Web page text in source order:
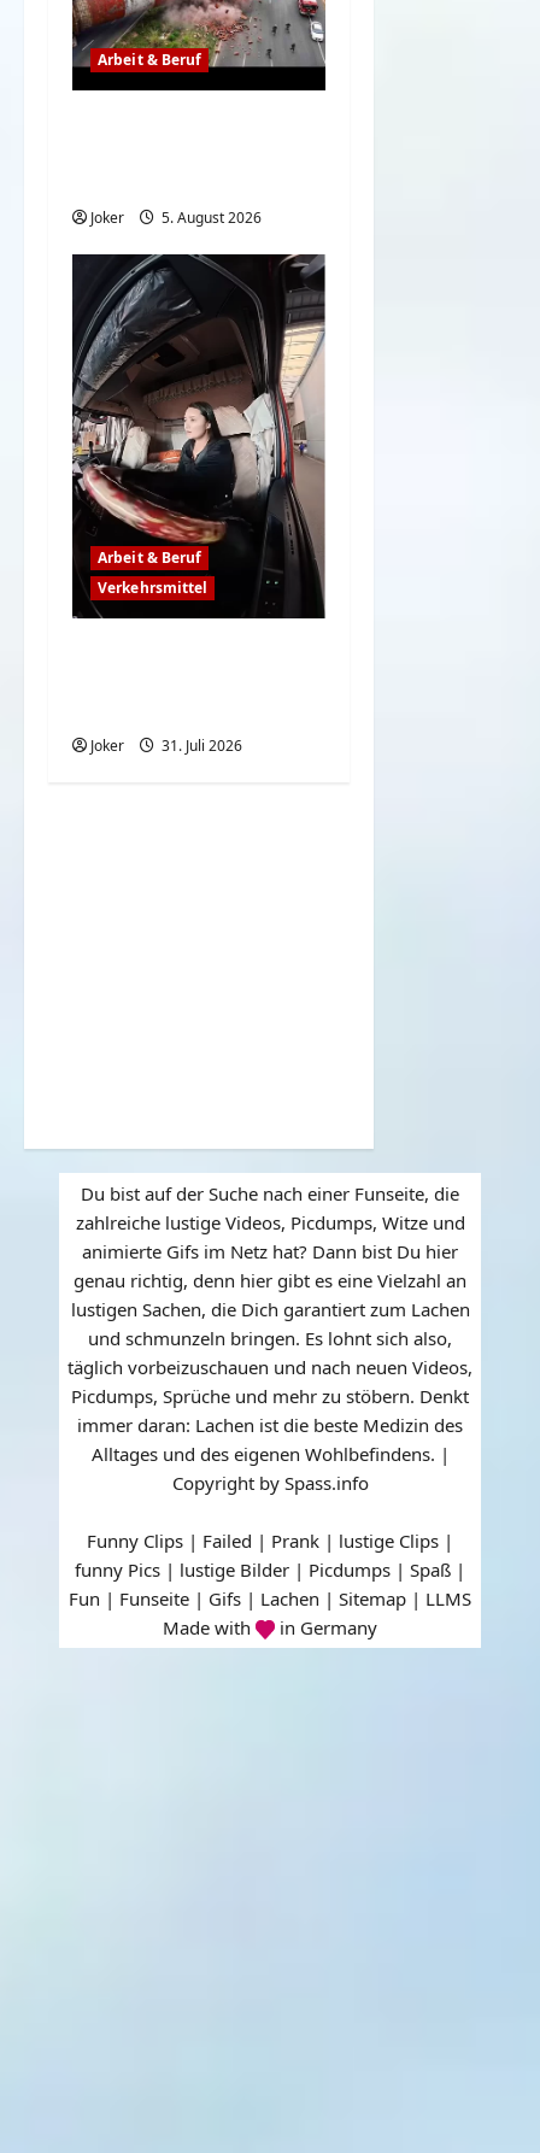
Arbeit & Beruf
Joker 5. August 2026
Arbeit & Beruf
Verkehrsmittel
Joker 31. Juli 2026
Du bist auf der Suche nach einer Funseite, die
zahlreiche lustige Videos, Picdumps, Witze und
animierte Gifs im Netz hat? Dann bist Du hier
genau richtig, denn hier gibt es eine Vielzahl an
lustigen Sachen, die Dich garantiert zum Lachen
und schmunzeln bringen. Es lohnt sich also,
täglich vorbeizuschauen und nach neuen Videos,
Picdumps, Sprüche und mehr zu stöbern. Denkt
immer daran: Lachen ist die beste Medizin des
Alltages und des eigenen Wohlbefindens. |
Copyright by Spass.info
Funny Clips | Failed | Prank | lustige Clips |
funny Pics | lustige Bilder | Picdumps | Spaß |
Fun | Funseite | Gifs | Lachen | Sitemap | LLMS
Made with
in Germany